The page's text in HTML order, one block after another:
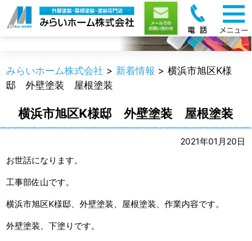
新着情報
みらいホーム株式会社 > 新着情報 > 横浜市旭区K様
邸 外壁塗装 屋根塗装
横浜市旭区K様邸 外壁塗装 屋根塗装
2021年01月20日
お世話になります。
工事部佐山です。
横浜市旭区K様邸、外壁塗装、屋根塗装、作業内容です。
外壁塗装、下塗りです。